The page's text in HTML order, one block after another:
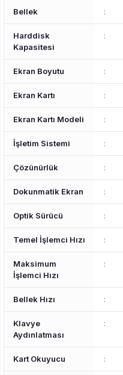
Bellek :
Harddisk
Kapasitesi
:
Ekran Boyutu :
Ekran Kartı :
Ekran Kartı Modeli :
İşletim Sistemi :
Çözünürlük :
Dokunmatik Ekran :
Optik Sürücü :
Temel İşlemci Hızı :
Maksimum
İşlemci Hızı
:
Bellek Hızı :
Klavye
Aydınlatması
:
Kart Okuyucu :